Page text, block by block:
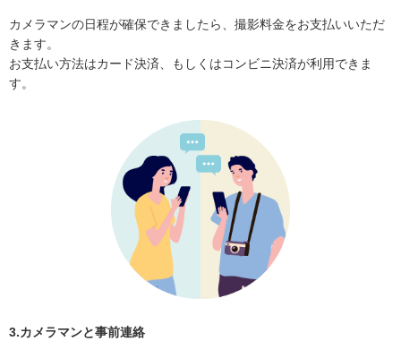
カメラマンの日程が確保できましたら、撮影料金をお支払いいただ
きます。
お支払い方法はカード決済、もしくはコンビニ決済が利用できま
す。
3.カメラマンと事前連絡